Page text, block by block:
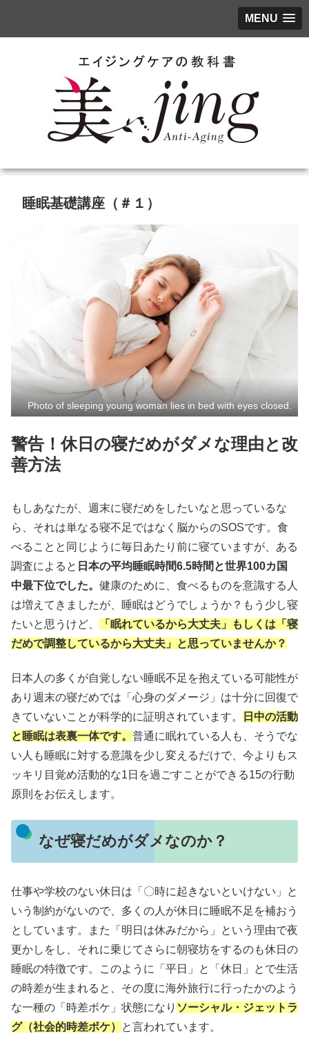
MENU
睡眠基礎講座（＃１）
Photo of sleeping young woman lies in bed with eyes closed.
警告！休日の寝だめがダメな理由と改
善方法
もしあなたが、週末に寝だめをしたいなと思っているな
ら、それは単なる寝不足ではなく脳からのSOSです。食
べることと同じように毎日あたり前に寝ていますが、ある
調査によると 日本の平均睡眠時間6.5時間と世界100カ国
中最下位でした。 健康のために、食べるものを意識する人
は増えてきましたが、睡眠はどうでしょうか？もう少し寝
たいと思うけど、
「眠れているから大丈夫」もしくは「寝
だめで調整しているから大丈夫」と思っていませんか？
日本人の多くが自覚しない睡眠不足を抱えている可能性が
あり週末の寝だめでは「心身のダメージ」は十分に回復で
きていないことが科学的に証明されています。
日中の活動
と睡眠は表裏一体です。 普通に眠れている人も、そうでな
い人も睡眠に対する意識を少し変えるだけで、今よりもス
ッキリ目覚め活動的な1日を過ごすことができる15の行動
原則をお伝えします。
なぜ寝だめがダメなのか？
仕事や学校のない休日は「〇時に起きないといけない」と
いう制約がないので、多くの人が休日に睡眠不足を補おう
としています。また「明日は休みだから」という理由で夜
更かしをし、それに乗じてさらに朝寝坊をするのも休日の
睡眠の特徴です。このように「平日」と「休日」とで生活
の時差が生まれると、その度に海外旅行に行ったかのよう
な一種の「時差ボケ」状態になり ソーシャル・ジェットラ
グ（社会的時差ボケ）
と言われています。